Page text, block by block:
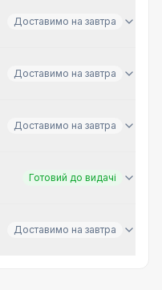
Доставимо на завтра
Доставимо на завтра
Доставимо на завтра
Готовий до видачі
Доставимо на завтра